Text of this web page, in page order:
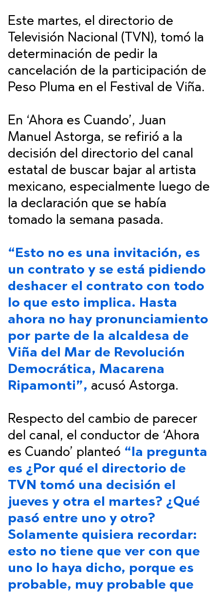
Este martes, el directorio de
Televisión Nacional (TVN), tomó la
determinación de pedir la
cancelación de la participación de
Peso Pluma en el Festival de Viña.
En ‘Ahora es Cuando’, Juan
Manuel Astorga, se refirió a la
decisión del directorio del canal
estatal de buscar bajar al artista
mexicano, especialmente luego de
la declaración que se había
tomado la semana pasada.
“Esto no es una invitación, es
un contrato y se está pidiendo
deshacer el contrato con todo
lo que esto implica. Hasta
ahora no hay pronunciamiento
por parte de la alcaldesa de
Viña del Mar de Revolución
Democrática, Macarena
Ripamonti”, acusó Astorga.
Respecto del cambio de parecer
del canal, el conductor de ‘Ahora
es Cuando’ planteó “la pregunta
es ¿Por qué el directorio de
TVN tomó una decisión el
jueves y otra el martes? ¿Qué
pasó entre uno y otro?
Solamente quisiera recordar:
esto no tiene que ver con que
uno lo haya dicho, porque es
probable, muy probable que